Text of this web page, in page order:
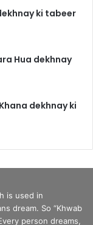
ki tabeer
Hua dekhnay
dekhnay ki
is used in
dream. So “Khwab
person dreams,